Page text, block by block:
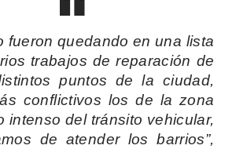
fueron quedando en una lista
trabajos de reparación de
puntos de la ciudad,
conflictivos los de la zona
intenso del tránsito vehicular,
de atender los barrios”,